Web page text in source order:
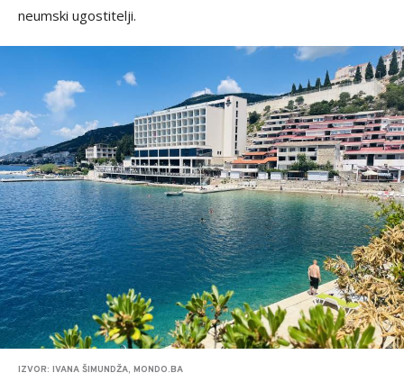
neumski ugostitelji.
IZVOR: IVANA ŠIMUNDŽA, MONDO.BA